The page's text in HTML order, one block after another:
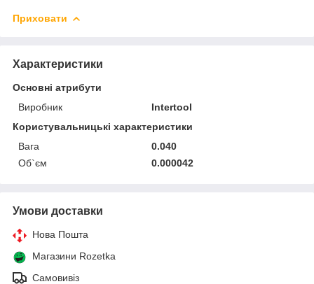
Приховати
Характеристики
Основні атрибути
Виробник
Intertool
Користувальницькі характеристики
Вага
0.040
Об`єм
0.000042
Умови доставки
Нова Пошта
Магазини Rozetka
Самовивіз